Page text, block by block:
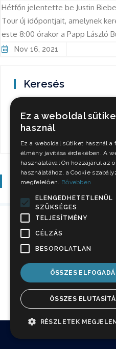
Hétfőn jelentette be Justin
Tour új időpontjait, amelynek
este 8:00 órakor a Papp László
Nov 16, 2021
Keresés
Szavazás
Impresszum Jogi
Ez a weboldal
használ
Ez a weboldal sütiket használ a
élmény javítása érdekében. A
használatával Ön hozzájárul az
használatához, a Cookie
megfelelően. Bővebben
ELENGEDHETETLENÜL
SZÜKSÉGES
TELJESÍTMÉNY
CÉLZÁS
BESOROLATLAN
ÖSSZES
ÖSSZES
RÉSZLETEK